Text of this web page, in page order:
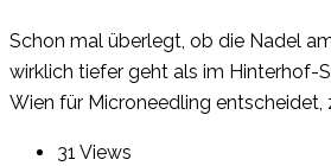
Schon mal überlegt, ob die Nadel
wirklich tiefer geht als im Hinterhof-
Wien für Microneedling
31 Views